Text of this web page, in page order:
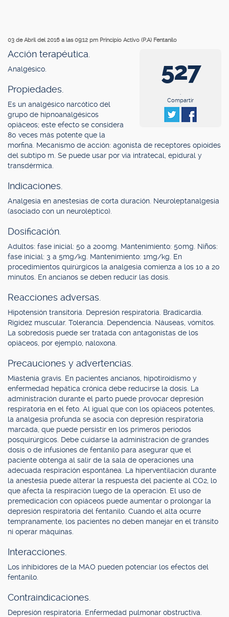
03 de Abril del 2016 a las 09:12 pm Principio Activo (P.A) Fentanilo
527
.
Compartir
Acción terapéutica.
Analgésico.
Propiedades.
Es un analgésico narcótico del
grupo de hipnoanalgésicos
opiáceos; este efecto se considera
80 veces más potente que la
morfina. Mecanismo de acción: agonista de receptores opioides
del subtipo m. Se puede usar por vía intratecal, epidural y
transdérmica.
Indicaciones.
Analgesia en anestesias de corta duración. Neuroleptanalgesia
(asociado con un neuroléptico).
Dosificación.
Adultos: fase inicial: 50 a 200mg. Mantenimiento: 50mg. Niños:
fase inicial: 3 a 5mg/kg. Mantenimiento: 1mg/kg. En
procedimientos quirúrgicos la analgesia comienza a los 10 a 20
minutos. En ancianos se deben reducir las dosis.
Reacciones adversas.
Hipotensión transitoria. Depresión respiratoria. Bradicardia.
Rigidez muscular. Tolerancia. Dependencia. Náuseas, vómitos.
La sobredosis puede ser tratada con antagonistas de los
opiáceos, por ejemplo, naloxona.
Precauciones y advertencias.
Miastenia gravis. En pacientes ancianos, hipotiroidismo y
enfermedad hepática crónica debe reducirse la dosis. La
administración durante el parto puede provocar depresión
respiratoria en el feto. Al igual que con los opiáceos potentes,
la analgesia profunda se asocia con depresión respiratoria
marcada, que puede persistir en los primeros períodos
posquirúrgicos. Debe cuidarse la administración de grandes
dosis o de infusiones de fentanilo para asegurar que el
paciente obtenga al salir de la sala de operaciones una
adecuada respiración espontánea. La hiperventilación durante
la anestesia puede alterar la respuesta del paciente al CO2, lo
que afecta la respiración luego de la operación. El uso de
premedicación con opiáceos puede aumentar o prolongar la
depresión respiratoria del fentanilo. Cuando el alta ocurre
tempranamente, los pacientes no deben manejar en el tránsito
ni operar máquinas.
Interacciones.
Los inhibidores de la MAO pueden potenciar los efectos del
fentanilo.
Contraindicaciones.
Depresión respiratoria. Enfermedad pulmonar obstructiva.